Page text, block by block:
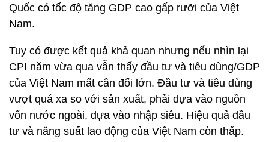
Quốc có tốc độ tăng GDP cao gấp rưỡi của Việt
Nam.
Tuy có được kết quả khả quan nhưng nếu nhìn lại
CPI năm vừa qua vẫn thấy đầu tư và tiêu dùng/GDP
của Việt Nam mất cân đối lớn. Đầu tư và tiêu dùng
vượt quá xa so với sản xuất, phải dựa vào nguồn
vốn nước ngoài, dựa vào nhập siêu. Hiệu quả đầu
tư và năng suất lao động của Việt Nam còn thấp.